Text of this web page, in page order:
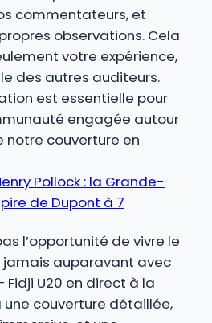
commentateurs, et
observations. Cela
votre expérience,
des autres auditeurs.
est essentielle pour
engagée autour
notre couverture en
Pollock : la Grande-
de Dupont à 7
l’opportunité de vivre le
auparavant avec
Fidji U20 en direct à la
une couverture détaillée,